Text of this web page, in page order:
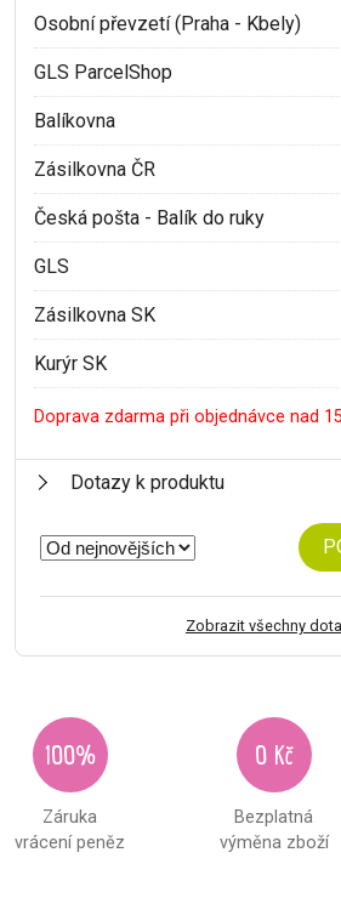
Osobní převzetí (Praha - Kbely)
GLS ParcelShop
Balíkovna
Zásilkovna ČR
Česká pošta - Balík do ruky
GLS
Zásilkovna SK
Kurýr SK
Doprava zdarma při objednávce nad
Dotazy k produktu
Zobrazit všechny
100%
Záruka
vrácení peněz
0 Kč
Bezplatná
výměna zboží